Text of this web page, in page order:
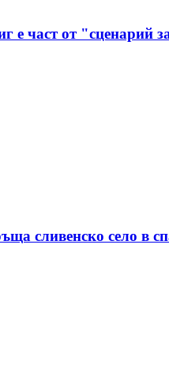
е част от "сценарий
сливенско село в